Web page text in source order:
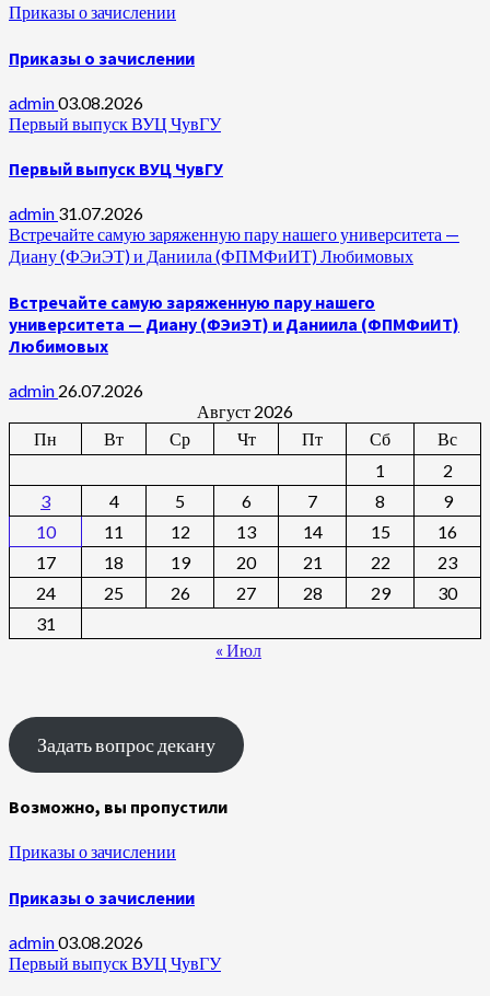
Приказы о зачислении
Приказы о зачислении
admin03.08.2026
Первый выпуск ВУЦ ЧувГУ
Первый выпуск ВУЦ ЧувГУ
admin 31.07.2026
Встречайте самую заряженную пару нашего университета —
Диану (ФЭиЭТ) и Даниила (ФПМФиИТ) Любимовых
Встречайте самую заряженную пару нашего
университета — Диану (ФЭиЭТ) и Даниила (ФПМФиИТ)
Любимовых
admin 26.07.2026
Август 2026
Пн
Вт Ср Чт Пт Сб
Вс
1
2
3
4 5 6 7 8
9
10
11 12 13 14 15
16
17
18 19 20 21 22
23
24
25 26 27 28 29
30
31
« Июл
Задать вопрос декану
Возможно, вы пропустили
Приказы о зачислении
Приказы о зачислении
admin03.08.2026
Первый выпуск ВУЦ ЧувГУ